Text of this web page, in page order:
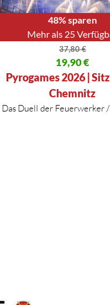
48% sparen
Mehr als 25
37,80€
Ursprünglicher Preis war:
19,90€
Aktueller Preis ist: 19,90 €.
Pyrogames 2026 |
Chemnitz
Das Duell der Feuerwerker